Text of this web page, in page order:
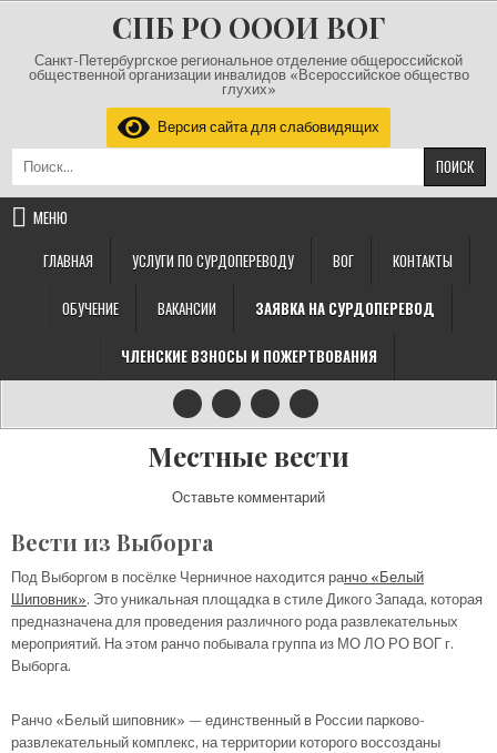
СПБ РО ОООИ ВОГ
Санкт-Петербургское региональное отделение общероссийской
общественной организации инвалидов «Всероссийское общество
глухих»
Версия сайта для слабовидящих
Найти:
МЕНЮ
ГЛАВНАЯ
УСЛУГИ ПО СУРДОПЕРЕВОДУ ВОГ КОНТАКТЫ
ОБУЧЕНИЕ ВАКАНСИИ ЗАЯВКА НА СУРДОПЕРЕВОД
ЧЛЕНСКИЕ ВЗНОСЫ И ПОЖЕРТВОВАНИЯ
Местные вести
Оставьте комментарийна Местные вести
Вести из Выборга
Под Выборгом в посёлке Черничное находится ранчо «Белый
Шиповник». Это уникальная площадка в стиле Дикого Запада, которая
предназначена для проведения различного рода развлекательных
мероприятий. На этом ранчо побывала группа из МО ЛО РО ВОГ г.
Выборга.
Ранчо «Белый шиповник» — единственный в России парково-
развлекательный комплекс, на территории которого воссозданы